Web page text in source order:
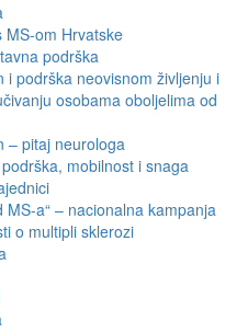
MS-om Hrvatske
podrška
i podrška neovisnom življenju i
osobama oboljelima od
– pitaj neurologa
mobilnost i snaga
MS-a“ – nacionalna kampanja
o multipli sklerozi